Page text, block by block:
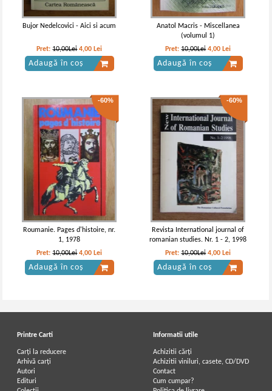
Bujor Nedelcovici - Aici si acum
Pret:10,00Lei 4,00 Lei
Adaugă în coș
Anatol Macris - Miscellanea
(volumul 1)
Pret:10,00Lei 4,00 Lei
Adaugă în coș
-60%
Roumanie. Pages d'histoire, nr.
1, 1978
Pret:10,00Lei 4,00 Lei
Adaugă în coș
-60%
Revista International journal of
romanian studies. Nr. 1 - 2, 1998
Pret:10,00Lei 4,00 Lei
Adaugă în coș
Printre Carti
Carți la reducere
Arhivă carți
Autori
Edituri
Informatii utile
Achizitii cărți
Achizitii viniluri, casete, CD/DVD
Contact
Cum cumpar?